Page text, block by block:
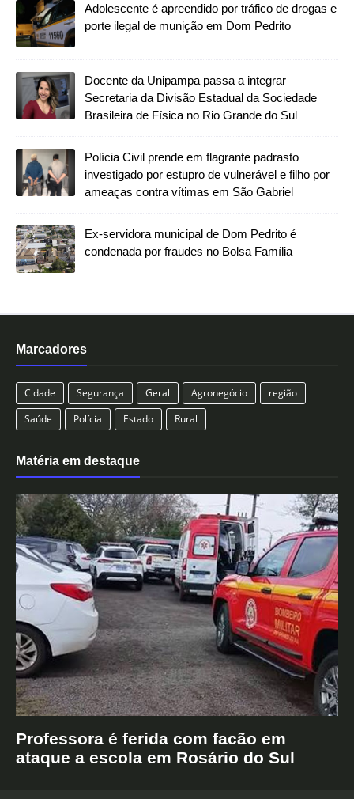
Adolescente é apreendido por tráfico de drogas e
porte ilegal de munição em Dom Pedrito
Docente da Unipampa passa a integrar
Secretaria da Divisão Estadual da Sociedade
Brasileira de Física no Rio Grande do Sul
Polícia Civil prende em flagrante padrasto
investigado por estupro de vulnerável e filho por
ameaças contra vítimas em São Gabriel
Ex-servidora municipal de Dom Pedrito é
condenada por fraudes no Bolsa Família
Marcadores
Cidade Segurança Geral Agronegócio
região
Saúde
Polícia Estado Rural
Matéria em destaque
Professora é ferida com facão em
ataque a escola em Rosário do Sul